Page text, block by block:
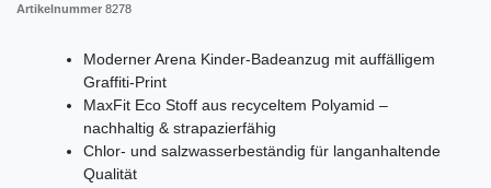
Artikelnummer 8278
Moderner Arena Kinder-Badeanzug mit auffälligem
Graffiti-Print
MaxFit Eco Stoff aus recyceltem Polyamid –
nachhaltig & strapazierfähig
Chlor- und salzwasserbeständig für langanhaltende
Qualität